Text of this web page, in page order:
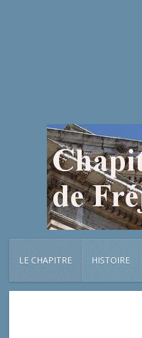
LE CHAPITRE HISTOIRE